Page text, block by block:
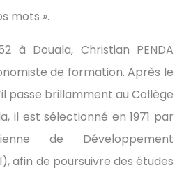
mots ».
à Douala, Christian PENDA
de formation. Après le
passe brillamment au Collège
il est sélectionné en 1971 par
de Développement
afin de poursuivre des études